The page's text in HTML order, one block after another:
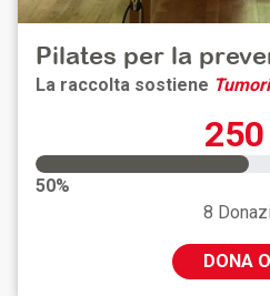
Pilates per la
La raccolta sostiene
50%
8
DONA